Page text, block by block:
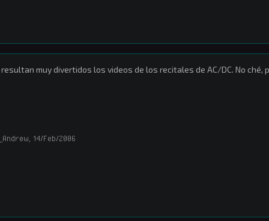
muy divertidos los videos de los recitales de AC/DC. No ché,
14/Feb/2006